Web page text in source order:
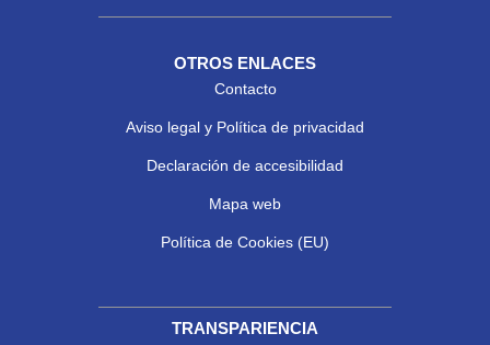
OTROS ENLACES
Contacto
Aviso legal y Política de privacidad
Declaración de accesibilidad
Mapa web
Política de Cookies (EU)
TRANSPARIENCIA